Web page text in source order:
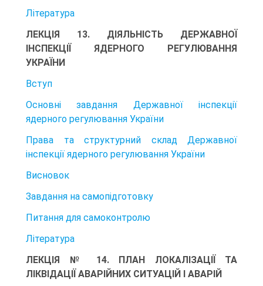
Література
ЛЕКЦІЯ 13. ДІЯЛЬНІСТЬ ДЕРЖАВНОЇ
ІНСПЕКЦІЇ ЯДЕРНОГО РЕГУЛЮВАННЯ
УКРАЇНИ
Вступ
Основні завдання Державної інспекції
ядерного регулювання України
Права та структурний склад Державної
інспекції ядерного регулювання України
Висновок
Завдання на самопідготовку
Питання для самоконтролю
Література
ЛЕКЦІЯ № 14. ПЛАН ЛОКАЛІЗАЦІЇ ТА
ЛІКВІДАЦІЇ АВАРІЙНИХ СИТУАЦІЙ І АВАРІЙ